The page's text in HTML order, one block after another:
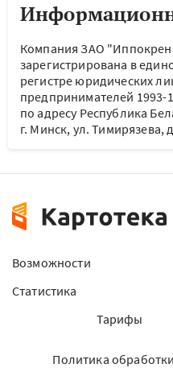
Компания ЗАО
зарегистрирована в
регистре юридических
предпринимателей 1993-
по адресу Республика
г. Минск, ул. Тимирязева,
Возможности
Статистика
Тарифы
Политика